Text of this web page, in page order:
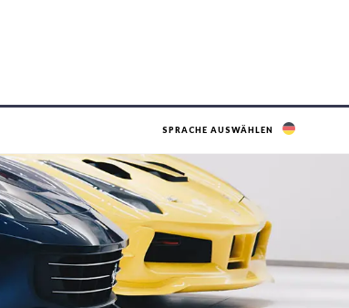
SPRACHE AUSWÄHLEN